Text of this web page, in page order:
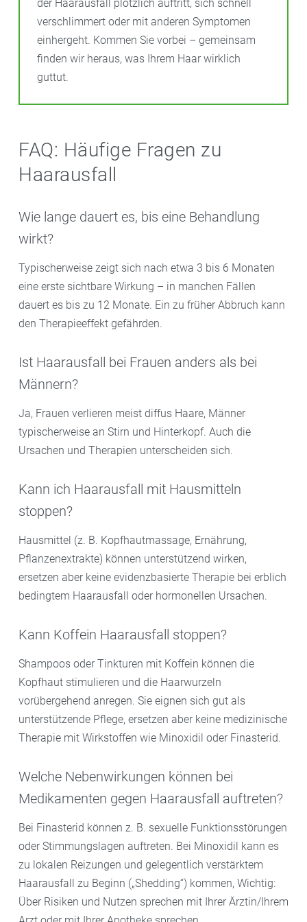
der Haarausfall plötzlich auftritt, sich schnell
verschlimmert oder mit anderen Symptomen
einhergeht. Kommen Sie vorbei – gemeinsam
finden wir heraus, was Ihrem Haar wirklich
guttut.
FAQ: Häufige Fragen zu
Haarausfall
Wie lange dauert es, bis eine Behandlung
wirkt?
Typischerweise zeigt sich nach etwa 3 bis 6 Monaten
eine erste sichtbare Wirkung – in manchen Fällen
dauert es bis zu 12 Monate. Ein zu früher Abbruch kann
den Therapieeffekt gefährden.
Ist Haarausfall bei Frauen anders als bei
Männern?
Ja, Frauen verlieren meist diffus Haare, Männer
typischerweise an Stirn und Hinterkopf. Auch die
Ursachen und Therapien unterscheiden sich.
Kann ich Haarausfall mit Hausmitteln
stoppen?
Hausmittel (z. B. Kopfhautmassage, Ernährung,
Pflanzenextrakte) können unterstützend wirken,
ersetzen aber keine evidenzbasierte Therapie bei erblich
bedingtem Haarausfall oder hormonellen Ursachen.
Kann Koffein Haarausfall stoppen?
Shampoos oder Tinkturen mit Koffein können die
Kopfhaut stimulieren und die Haarwurzeln
vorübergehend anregen. Sie eignen sich gut als
unterstützende Pflege, ersetzen aber keine medizinische
Therapie mit Wirkstoffen wie Minoxidil oder Finasterid.
Welche Nebenwirkungen können bei
Medikamenten gegen Haarausfall auftreten?
Bei Finasterid können z. B. sexuelle Funktionsstörungen
oder Stimmungslagen auftreten. Bei Minoxidil kann es
zu lokalen Reizungen und gelegentlich verstärktem
Haarausfall zu Beginn („Shedding“) kommen, Wichtig:
Über Risiken und Nutzen sprechen mit Ihrer Ärztin/Ihrem